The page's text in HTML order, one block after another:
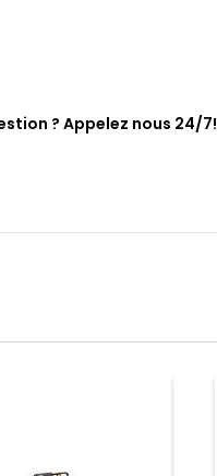
? Appelez nous 24/7!